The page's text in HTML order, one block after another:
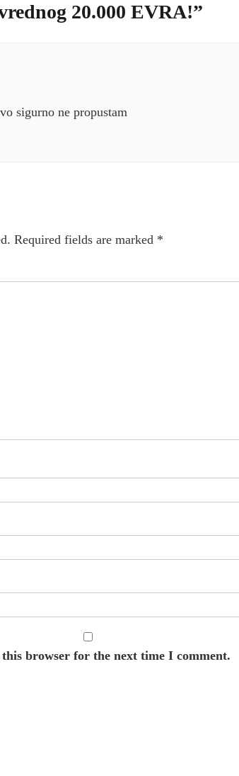
20.000 EVRA!”
sigurno ne propustam
Required fields are marked *
browser for the next time I comment.